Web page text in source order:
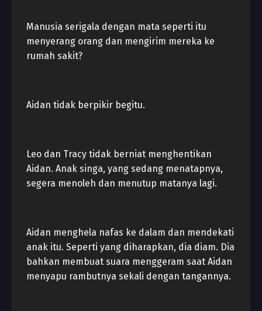
Manusia serigala dengan mata seperti itu
menyerang orang dan mengirim mereka ke
rumah sakit?
Aidan tidak berpikir begitu.
Leo dan Tracy tidak berniat menghentikan
Aidan. Anak singa, yang sedang menatapnya,
segera menoleh dan menutup matanya lagi.
Aidan menghela nafas ke dalam dan mendekati
anak itu. Seperti yang diharapkan, dia diam. Dia
bahkan membuat suara menggeram saat Aidan
menyapu rambutnya sekali dengan tangannya.